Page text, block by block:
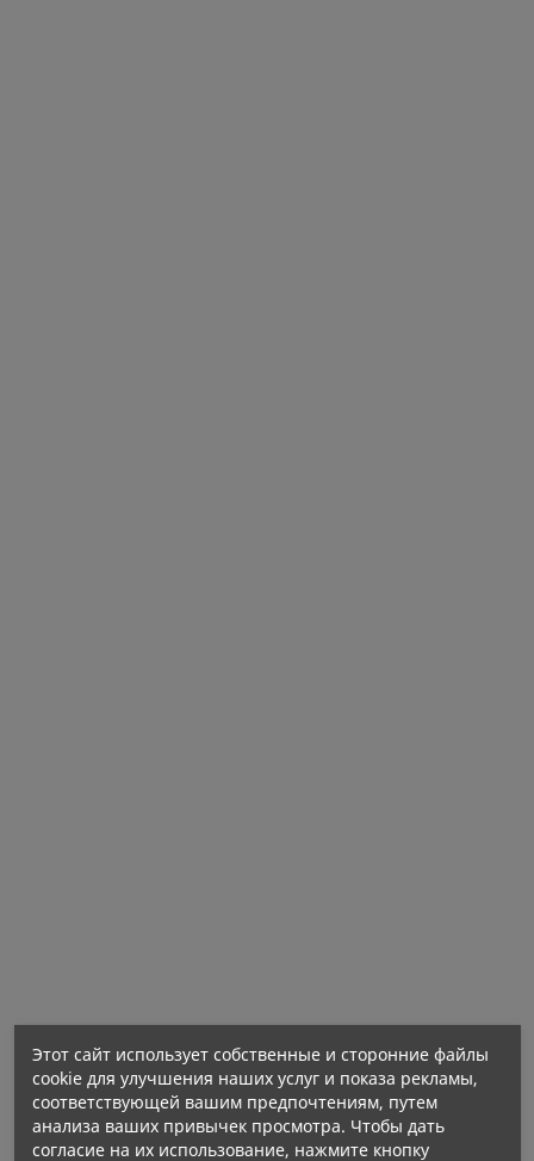
Этот сайт использует собственные и сторонние файлы
cookie для улучшения наших услуг и показа рекламы,
соответствующей вашим предпочтениям, путем
анализа ваших привычек просмотра. Чтобы дать
согласие на их использование, нажмите кнопку